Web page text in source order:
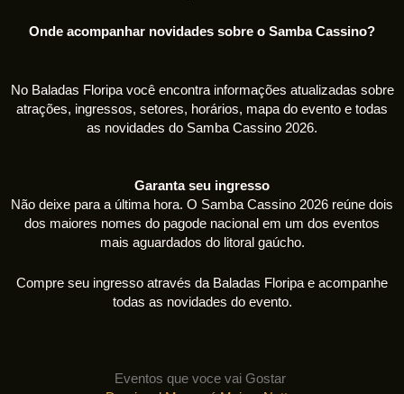
Onde acompanhar novidades sobre o Samba Cassino?
No Baladas Floripa você encontra informações atualizadas sobre
atrações, ingressos, setores, horários, mapa do evento e todas
as novidades do Samba Cassino 2026.
Garanta seu ingresso
Não deixe para a última hora. O Samba Cassino 2026 reúne dois
dos maiores nomes do pagode nacional em um dos eventos
mais aguardados do litoral gaúcho.
Compre seu ingresso através da Baladas Floripa e acompanhe
todas as novidades do evento.
Eventos que voce vai Gostar